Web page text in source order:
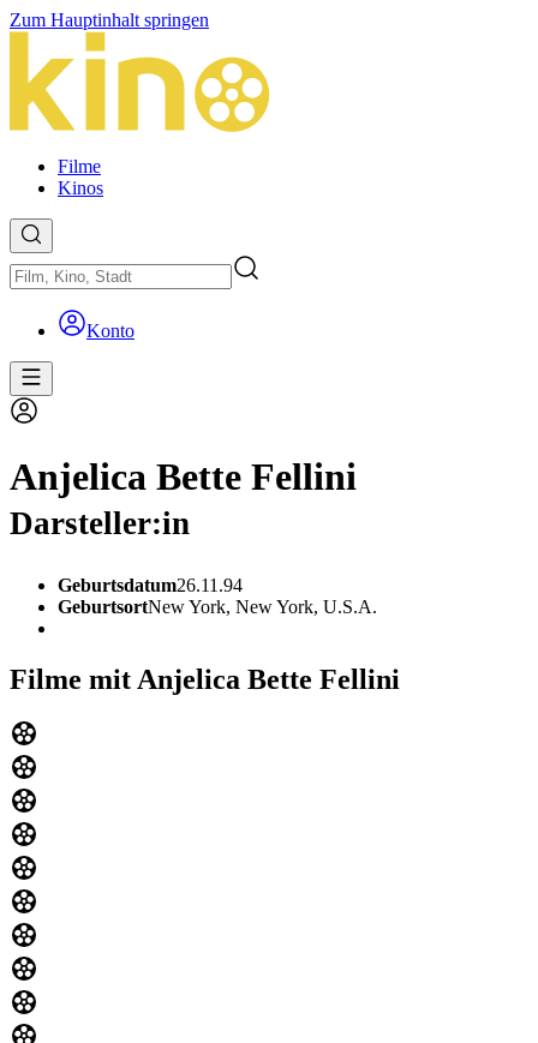
Zum Hauptinhalt springen
Filme
Kinos
Konto
Anjelica Bette Fellini
Darsteller:in
Geburtsdatum26.11.94
GeburtsortNew York, New York, U.S.A.
Filme mit Anjelica Bette Fellini